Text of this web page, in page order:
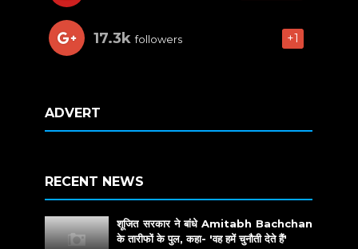
17.3k followers +1
ADVERT
RECENT NEWS
शूजित सरकार ने बांधे Amitabh Bachchan
के तारीफों के पुल, कहा- 'वह हमें चुनौती देते हैं'